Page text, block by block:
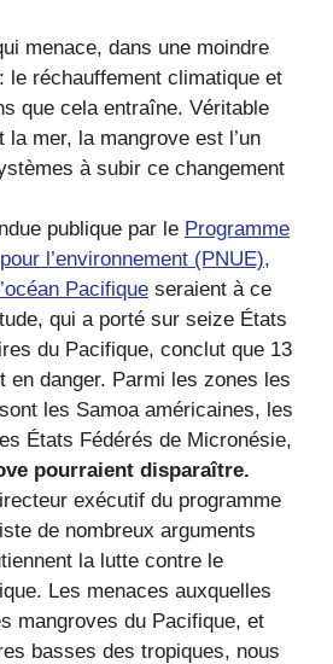
menace, dans une moindre
le réchauffement climatique et
que cela entraîne. Véritable
la mer, la mangrove est l’un
à subir ce changement
publique par le Programme
l’environnement (PNUE),
Pacifique seraient à ce
qui a porté sur seize États
du Pacifique, conclut que 13
en danger. Parmi les zones les
les Samoa américaines, les
États Fédérés de Micronésie,
pourraient disparaître.
exécutif du programme
de nombreux arguments
la lutte contre le
Les menaces auxquelles
mangroves du Pacifique, et
basses des tropiques, nous